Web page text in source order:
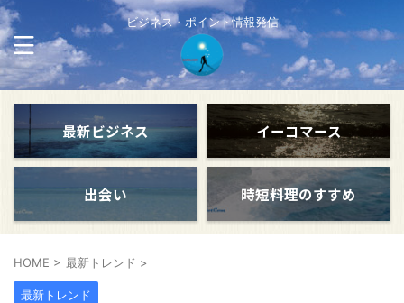
ビジネス・ポイント情報発信
最新ビジネス イーコマース
出会い 時短料理のすすめ
HOME > 最新トレンド >
最新トレンド